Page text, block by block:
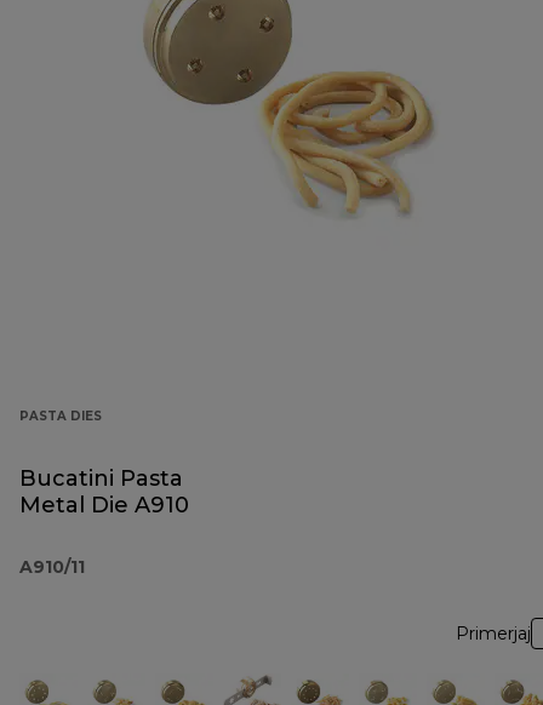
PASTA DIES
Bucatini Pasta
Metal Die A910
A910/11
Primerjaj